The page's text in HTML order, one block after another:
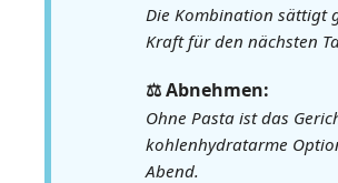
Die Kombination sättigt
Kraft für den nächsten
⚖️ Abnehmen:
Ohne Pasta ist das
kohlenhydratarme
Abend.